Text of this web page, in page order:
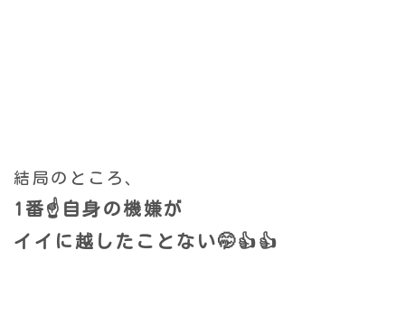
結局のところ、
1番☝️自身の機嫌が
イイに越したことない🤭👍👍